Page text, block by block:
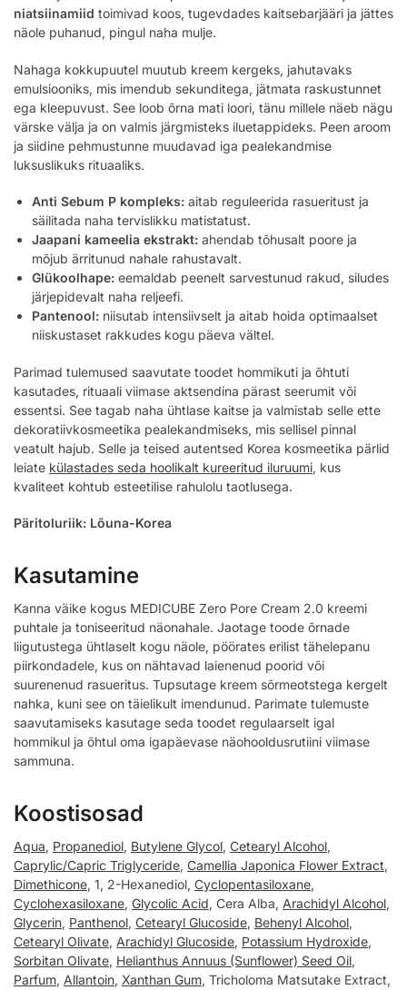
niatsiinamiid toimivad koos, tugevdades kaitsebarjääri ja jättes
näole puhanud, pingul naha mulje.
Nahaga kokkupuutel muutub kreem kergeks, jahutavaks
emulsiooniks, mis imendub sekunditega, jätmata raskustunnet
ega kleepuvust. See loob õrna mati loori, tänu millele näeb nägu
värske välja ja on valmis järgmisteks iluetappideks. Peen aroom
ja siidine pehmustunne muudavad iga pealekandmise
luksuslikuks rituaaliks.
Anti Sebum P kompleks: aitab reguleerida rasueritust ja
säilitada naha tervislikku matistatust.
Jaapani kameelia ekstrakt: ahendab tõhusalt poore ja
mõjub ärritunud nahale rahustavalt.
Glükoolhape: eemaldab peenelt sarvestunud rakud, siludes
järjepidevalt naha reljeefi.
Pantenool: niisutab intensiivselt ja aitab hoida optimaalset
niiskustaset rakkudes kogu päeva vältel.
Parimad tulemused saavutate toodet hommikuti ja õhtuti
kasutades, rituaali viimase aktsendina pärast seerumit või
essentsi. See tagab naha ühtlase kaitse ja valmistab selle ette
dekoratiivkosmeetika pealekandmiseks, mis sellisel pinnal
veatult hajub. Selle ja teised autentsed Korea kosmeetika pärlid
leiate külastades seda hoolikalt kureeritud iluruumi, kus
kvaliteet kohtub esteetilise rahulolu taotlusega.
Päritoluriik: Lõuna-Korea
Kasutamine
Kanna väike kogus MEDICUBE Zero Pore Cream 2.0 kreemi
puhtale ja toniseeritud näonahale. Jaotage toode õrnade
liigutustega ühtlaselt kogu näole, pöörates erilist tähelepanu
piirkondadele, kus on nähtavad laienenud poorid või
suurenenud rasueritus. Tupsutage kreem sõrmeotstega kergelt
nahka, kuni see on täielikult imendunud. Parimate tulemuste
saavutamiseks kasutage seda toodet regulaarselt igal
hommikul ja õhtul oma igapäevase näohooldusrutiini viimase
sammuna.
Koostisosad
Aqua, Propanediol, Butylene Glycol, Cetearyl Alcohol,
Caprylic/Capric Triglyceride, Camellia Japonica Flower Extract,
Dimethicone, 1, 2-Hexanediol, Cyclopentasiloxane,
Cyclohexasiloxane, Glycolic Acid, Cera Alba, Arachidyl Alcohol,
Glycerin, Panthenol, Cetearyl Glucoside, Behenyl Alcohol,
Cetearyl Olivate, Arachidyl Glucoside, Potassium Hydroxide,
Sorbitan Olivate, Helianthus Annuus (Sunflower) Seed Oil,
Parfum, Allantoin, Xanthan Gum, Tricholoma Matsutake Extract,